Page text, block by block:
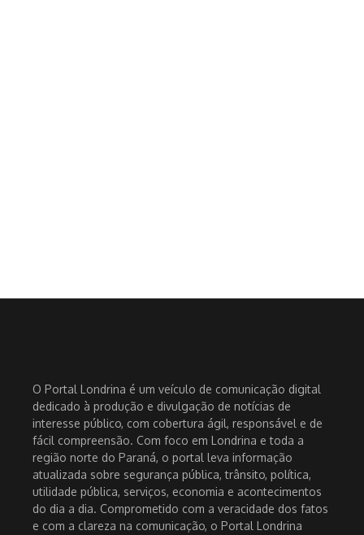
O Portal Londrina é um veículo de comunicação digital
dedicado à produção e divulgação de notícias de
interesse público, com cobertura ágil, responsável e de
fácil compreensão. Com foco em Londrina e toda a
região norte do Paraná, o portal leva informação
atualizada sobre segurança pública, trânsito, política,
utilidade pública, serviços, economia e acontecimentos
do dia a dia. Comprometido com a veracidade dos fatos
e com a clareza na comunicação, o Portal Londrina